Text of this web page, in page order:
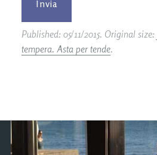
Published: 05/11/2015. Original size:
tempera. Asta per tende.